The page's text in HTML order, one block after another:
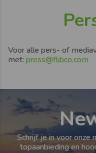
Voor alle pers- of
met: press@flibco.com
Schrijf je in voor onze
topaanbieding en